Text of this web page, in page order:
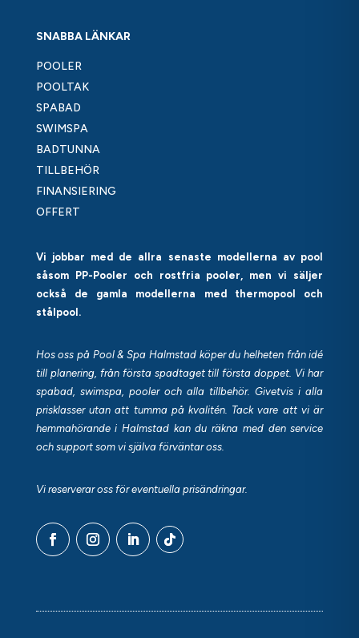
SNABBA LÄNKAR
POOLER
POOLTAK
SPABAD
SWIMSPA
BADTUNNA
TILLBEHÖR
FINANSIERING
OFFERT
Vi jobbar med de allra senaste modellerna av pool
såsom PP-Pooler och rostfria pooler, men vi säljer
också de gamla modellerna med thermopool och
stålpool.
Hos oss på Pool & Spa Halmstad köper du helheten från idé
till planering, från första spadtaget till första doppet. Vi har
spabad, swimspa, pooler och alla tillbehör. Givetvis i alla
prisklasser utan att tumma på kvalitén. Tack vare att vi är
hemmahörande i Halmstad kan du räkna med den service
och support som vi själva förväntar oss.
Vi reserverar oss för eventuella prisändringar.